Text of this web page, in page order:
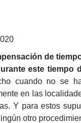
de
este tiempo
cuando no se
en las
Y para estos
otro